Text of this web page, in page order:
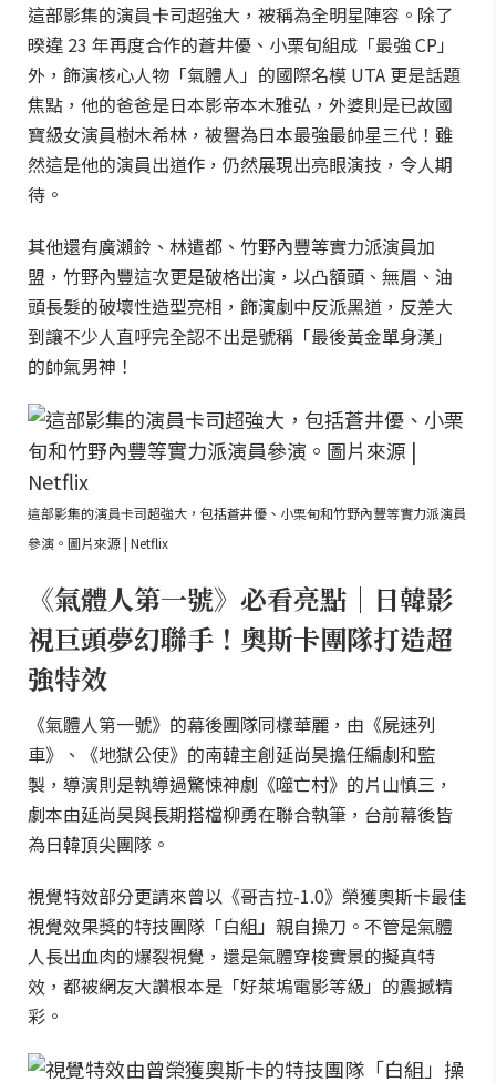
這部影集的演員卡司超強大，被稱為全明星陣容。除了
暌違 23 年再度合作的蒼井優、小栗旬組成「最強 CP」
外，飾演核心人物「氣體人」的國際名模 UTA 更是話題
焦點，他的爸爸是日本影帝本木雅弘，外婆則是已故國
寶級女演員樹木希林，被譽為日本最強最帥星三代！雖
然這是他的演員出道作，仍然展現出亮眼演技，令人期
待。
其他還有廣瀨鈴、林遣都、竹野內豐等實力派演員加
盟，竹野內豐這次更是破格出演，以凸額頭、無眉、油
頭長髮的破壞性造型亮相，飾演劇中反派黑道，反差大
到讓不少人直呼完全認不出是號稱「最後黃金單身漢」
的帥氣男神！
這部影集的演員卡司超強大，包括蒼井優、小栗旬和竹野內豐等實力派演員
參演。圖片來源 | Netflix
《氣體人第一號》必看亮點｜日韓影
視巨頭夢幻聯手！奧斯卡團隊打造超
強特效
《氣體人第一號》的幕後團隊同樣華麗，由《屍速列
車》、《地獄公使》的南韓主創延尚昊擔任編劇和監
製，導演則是執導過驚悚神劇《噬亡村》的片山慎三，
劇本由延尚昊與長期搭檔柳勇在聯合執筆，台前幕後皆
為日韓頂尖團隊。
視覺特效部分更請來曾以《哥吉拉-1.0》榮獲奧斯卡最佳
視覺效果獎的特技團隊「白組」親自操刀。不管是氣體
人長出血肉的爆裂視覺，還是氣體穿梭實景的擬真特
效，都被網友大讚根本是「好萊塢電影等級」的震撼精
彩。